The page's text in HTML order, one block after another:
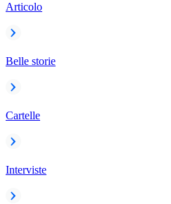
Articolo
Belle storie
Cartelle
Interviste